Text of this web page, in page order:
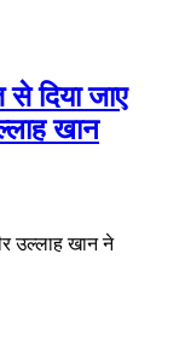
से दिया जाए
खान
उल्लाह खान ने